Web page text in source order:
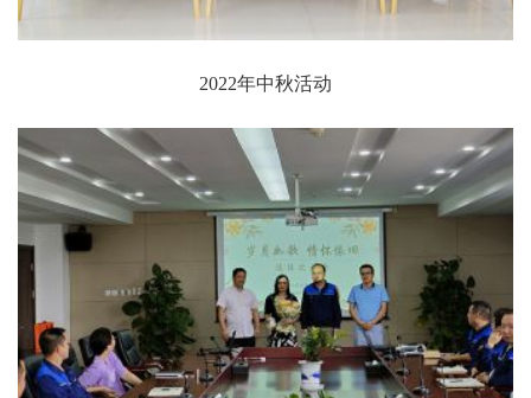
2022年中秋活动